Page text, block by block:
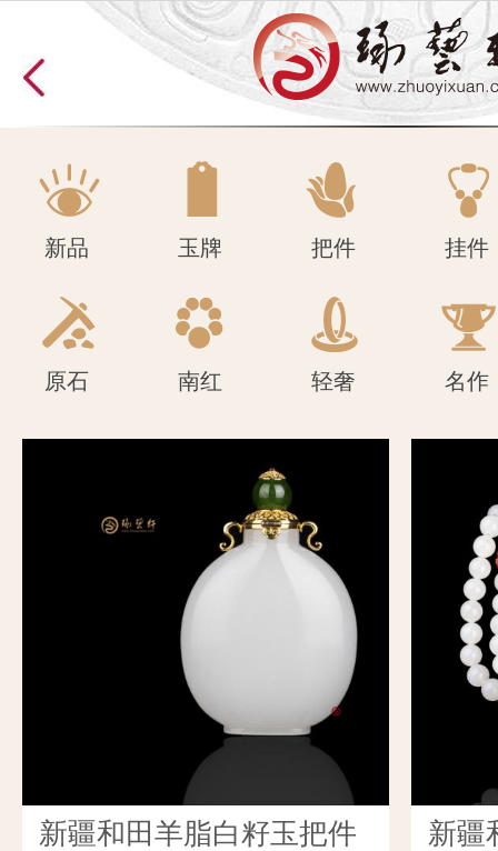
原石 南红 轻奢 名作
新品 玉牌 把件 挂件
原石 南红 轻奢 名作
新疆和田羊脂白籽玉把件
新疆